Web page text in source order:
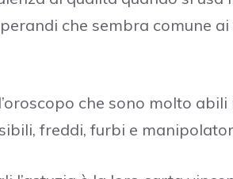
che sembra comune ai
che sono molto
freddi, furbi e